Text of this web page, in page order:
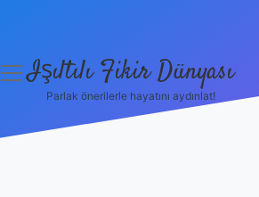
menüyüIşıltılı Fikir Dünyası
Parlak önerilerle hayatını aydınlat!